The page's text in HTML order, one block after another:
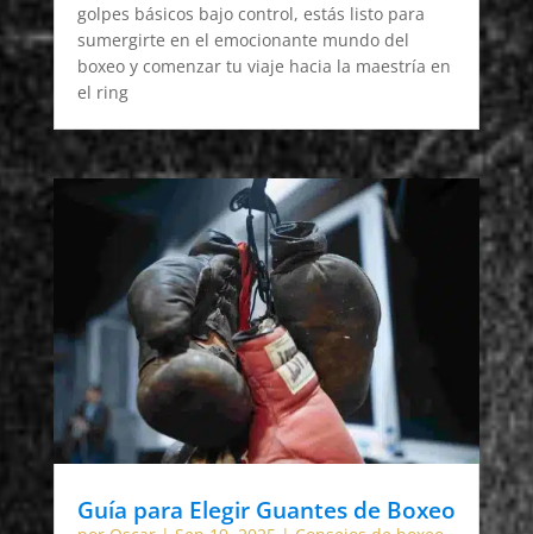
golpes básicos bajo control, estás listo para
sumergirte en el emocionante mundo del
boxeo y comenzar tu viaje hacia la maestría en
el ring
Guía para Elegir Guantes de Boxeo